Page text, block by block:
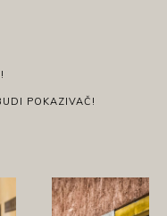
POKAZIVAČ!